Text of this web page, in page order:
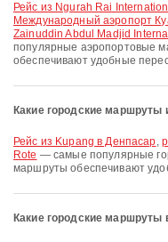
рейс из Ngurah Rai
Международный аэропорт
Zainuddin Abdul Madjid
популярные аэропортовые
обеспечивают удобные
Какие городские маршруты
рейс из Kupang в Денпасар,
Rote — самые популярные
маршруты обеспечивают
Какие городские